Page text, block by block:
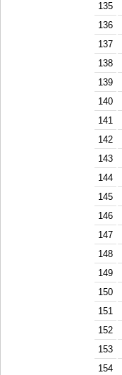
135
136
137
138
139
140
141
142
143
144
145
146
147
148
149
150
151
152
153
154